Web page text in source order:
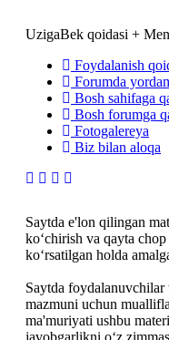
UzigaBek qoidasi +
Foydalanish
Forumda
Bosh sahifaga
Bosh forumga
Fotogalereya
Biz bilan aloqa
Saytda e'lon qilingan
ko‘chirish va qayta chop
ko‘rsatilgan holda
Saytda
mazmuni uchun
ma'muriyati ushbu
javobgarlikni o‘z